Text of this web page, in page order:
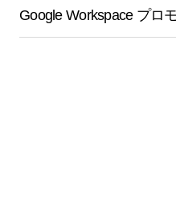
Google Workspace プロ